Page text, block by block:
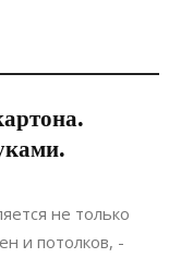
не только
и потолков, -